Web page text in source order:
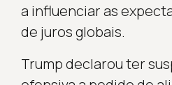
a influenciar as
de juros globais.
Trump declarou ter